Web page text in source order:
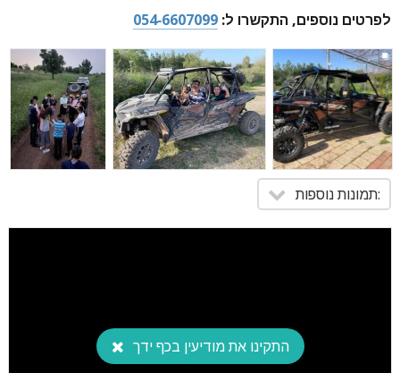
לפרטים נוספים, התקשרו ל: 054-6607099
:תמונות נוספות
התקינו את מודיעין בכף ידך